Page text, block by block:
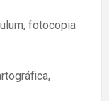
fotocopia